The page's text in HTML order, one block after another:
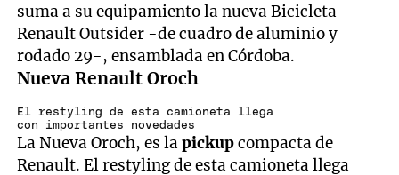
suma a su equipamiento la nueva Bicicleta
Renault Outsider -de cuadro de aluminio y
rodado 29-, ensamblada en Córdoba.
Nueva Renault Oroch
El restyling de esta camioneta llega
con importantes novedades
La Nueva Oroch, es lapickupcompacta de
Renault. El restyling de esta camioneta llega